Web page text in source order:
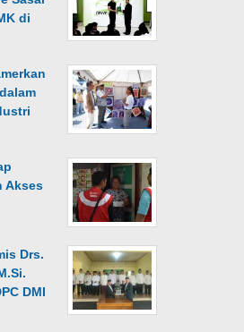
di
Akses
Drs.
DMI